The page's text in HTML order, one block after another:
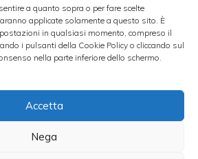
a quanto sopra o per fare scelte
applicate solamente a questo sito. È
in qualsiasi momento, compreso il
i pulsanti della Cookie Policy o cliccando sul
nella parte inferiore dello schermo.
Accetta
Nega
e il calo del prezzo